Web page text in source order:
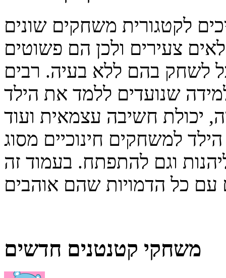
צעירים ולכן הם פשוטים
לשחק בהם ללא בעיה. רבים
שנועדים ללמד את הילד
יכולת חשיבה עצמאית ועוד
למשחקים חינוכיים מסוג
וגם להתפתח. בעמוד זה
משחקי קטנטנים חדשים